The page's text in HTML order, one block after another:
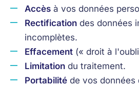
Accès à vos données
Rectification des données
incomplètes.
Effacement (« droit à
Limitation du traitement.
Portabilité de vos données